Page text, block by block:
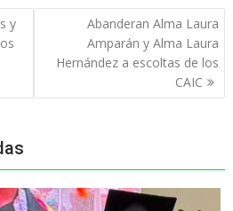
e
a
n
y
Abanderan Alma Laura
Amparán y Alma Laura
Hernández a escoltas de los
CAIC